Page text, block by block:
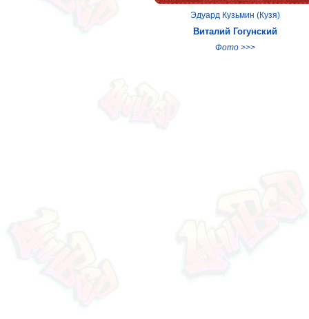
Эдуард Кузьмин (Кузя)
Виталий Гогунский
Фото >>>